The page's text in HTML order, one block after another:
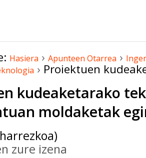
Hasiera › Apunteen Otarrea ›
› Proiektuen
kudeaketarako
moldaketak
zure izena